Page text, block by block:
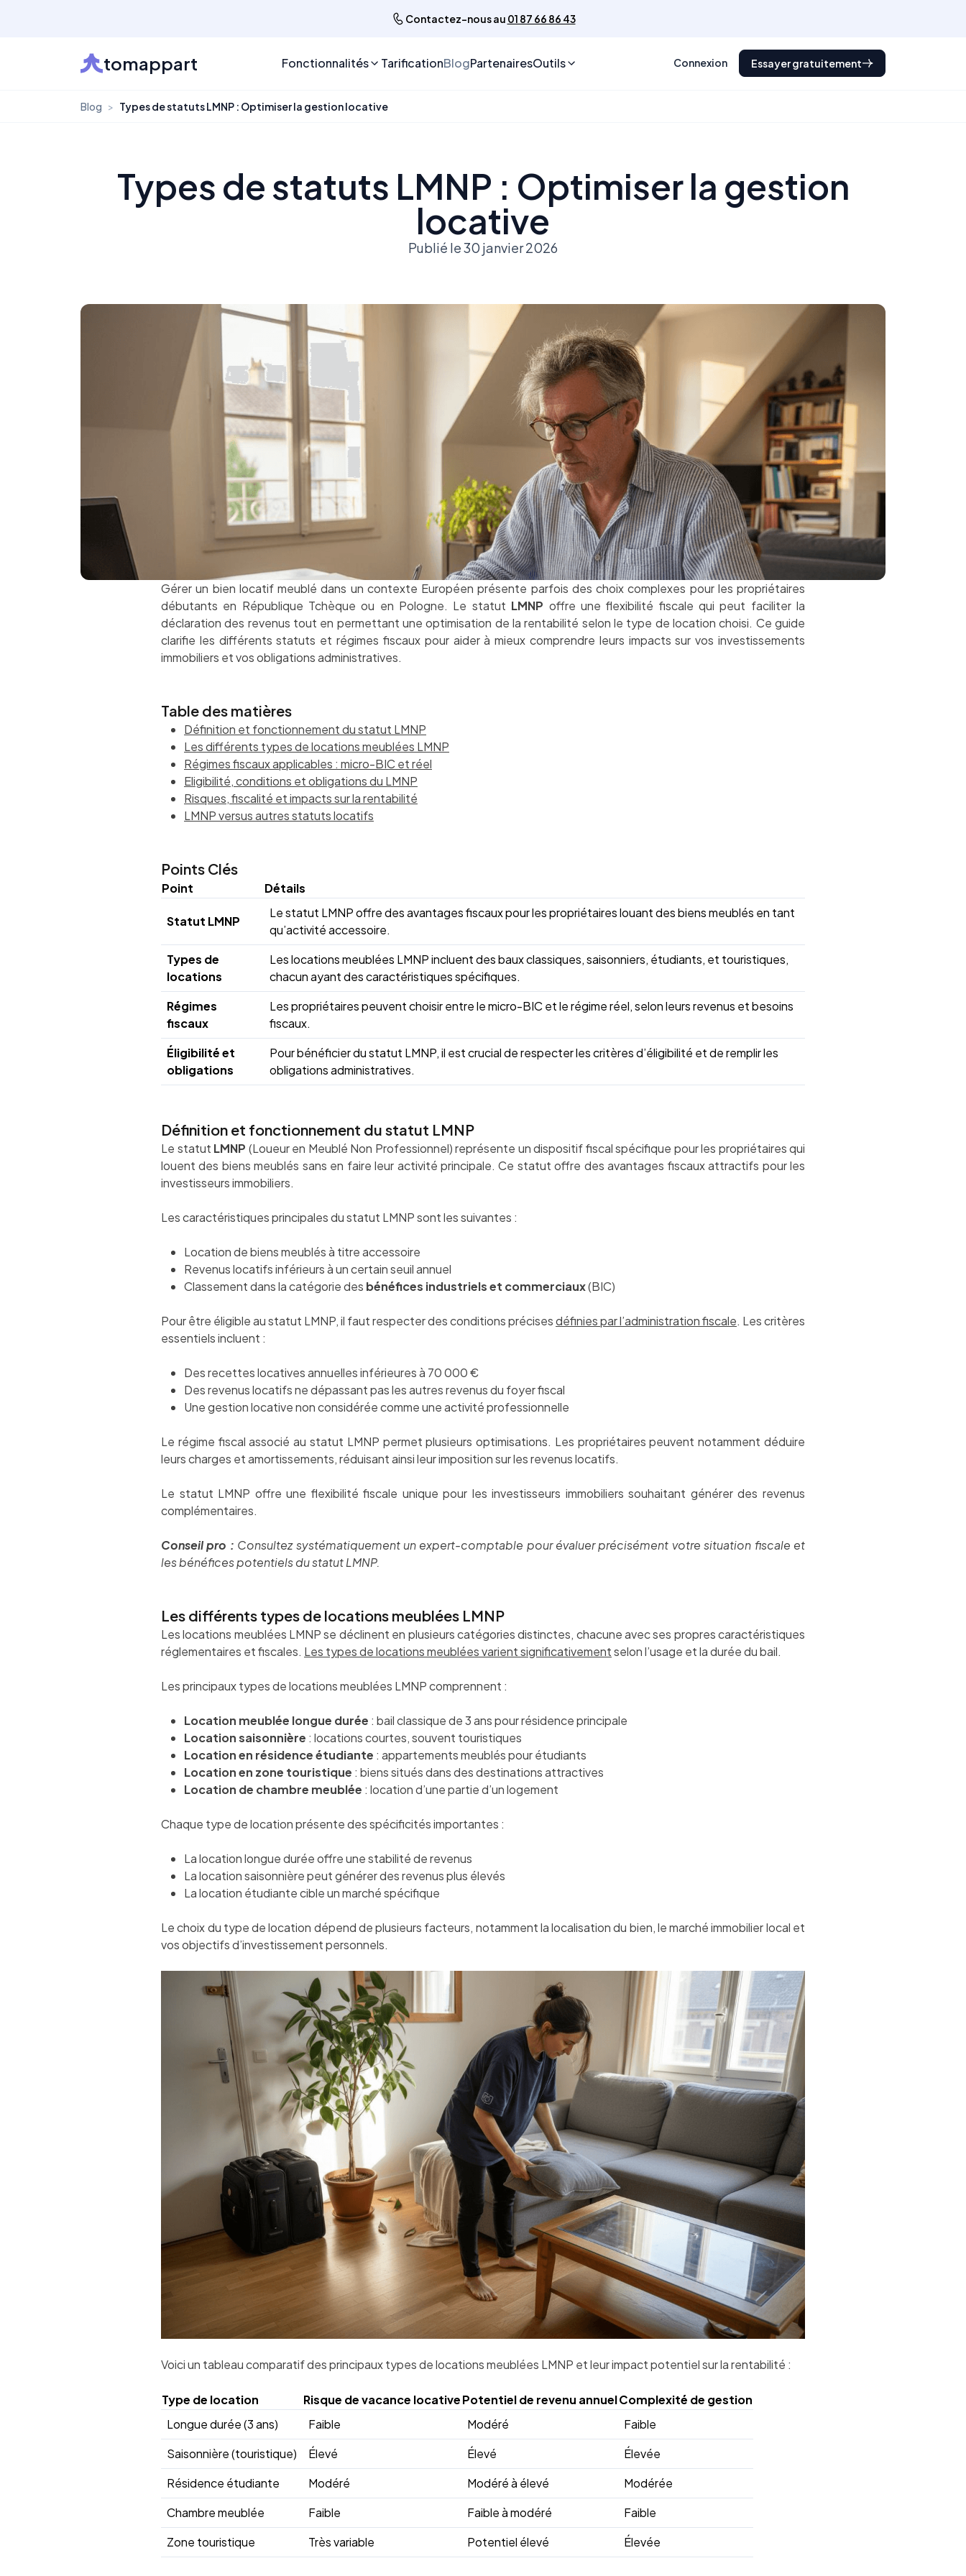
Contactez-nous au 01 87 66 86 43
tomappart Fonctionnalités TarificationBlogPartenairesOutils Connexion Essayer gratuitement
Blog > Types de statuts LMNP : Optimiser la gestion locative
Types de statuts LMNP : Optimiser la gestion
locative
Publié le 30 janvier 2026
Gérer un bien locatif meublé dans un contexte Européen présente parfois des choix complexes pour les propriétaires
débutants en République Tchèque ou en Pologne. Le statut LMNP offre une flexibilité fiscale qui peut faciliter la
déclaration des revenus tout en permettant une optimisation de la rentabilité selon le type de location choisi. Ce guide
clarifie les différents statuts et régimes fiscaux pour aider à mieux comprendre leurs impacts sur vos investissements
immobiliers et vos obligations administratives.
Table des matières
Définition et fonctionnement du statut LMNP
Les différents types de locations meublées LMNP
Régimes fiscaux applicables : micro-BIC et réel
Eligibilité, conditions et obligations du LMNP
Risques, fiscalité et impacts sur la rentabilité
LMNP versus autres statuts locatifs
Points Clés
Point Détails
Statut LMNP
Le statut LMNP offre des avantages fiscaux pour les propriétaires louant des biens meublés en tant
qu’activité accessoire.
Types de
locations
Les locations meublées LMNP incluent des baux classiques, saisonniers, étudiants, et touristiques,
chacun ayant des caractéristiques spécifiques.
Régimes
fiscaux
Les propriétaires peuvent choisir entre le micro-BIC et le régime réel, selon leurs revenus et besoins
fiscaux.
Éligibilité et
obligations
Pour bénéficier du statut LMNP, il est crucial de respecter les critères d’éligibilité et de remplir les
obligations administratives.
Définition et fonctionnement du statut LMNP
Le statut LMNP (Loueur en Meublé Non Professionnel) représente un dispositif fiscal spécifique pour les propriétaires qui
louent des biens meublés sans en faire leur activité principale. Ce statut offre des avantages fiscaux attractifs pour les
investisseurs immobiliers.
Les caractéristiques principales du statut LMNP sont les suivantes :
Location de biens meublés à titre accessoire
Revenus locatifs inférieurs à un certain seuil annuel
Classement dans la catégorie des bénéfices industriels et commerciaux(BIC)
Pour être éligible au statut LMNP, il faut respecter des conditions précisesdéfinies par l’administration fiscale. Les critères
essentiels incluent :
Des recettes locatives annuelles inférieures à 70 000 €
Des revenus locatifs ne dépassant pas les autres revenus du foyer fiscal
Une gestion locative non considérée comme une activité professionnelle
Le régime fiscal associé au statut LMNP permet plusieurs optimisations. Les propriétaires peuvent notamment déduire
leurs charges et amortissements, réduisant ainsi leur imposition sur les revenus locatifs.
Le statut LMNP offre une flexibilité fiscale unique pour les investisseurs immobiliers souhaitant générer des revenus
complémentaires.
Conseil pro : Consultez systématiquement un expert-comptable pour évaluer précisément votre situation fiscale et
les bénéfices potentiels du statut LMNP.
Les différents types de locations meublées LMNP
Les locations meublées LMNP se déclinent en plusieurs catégories distinctes, chacune avec ses propres caractéristiques
réglementaires et fiscales. Les types de locations meublées varient significativementselon l’usage et la durée du bail.
Les principaux types de locations meublées LMNP comprennent :
Location meublée longue durée : bail classique de 3 ans pour résidence principale
Location saisonnière : locations courtes, souvent touristiques
Location en résidence étudiante : appartements meublés pour étudiants
Location en zone touristique : biens situés dans des destinations attractives
Location de chambre meublée : location d’une partie d’un logement
Chaque type de location présente des spécificités importantes :
La location longue durée offre une stabilité de revenus
La location saisonnière peut générer des revenus plus élevés
La location étudiante cible un marché spécifique
Le choix du type de location dépend de plusieurs facteurs, notamment la localisation du bien, le marché immobilier local et
vos objectifs d’investissement personnels.
Voici un tableau comparatif des principaux types de locations meublées LMNP et leur impact potentiel sur la rentabilité :
Type de location Risque de vacance locativePotentiel de revenu annuelComplexité de gestion
Longue durée (3 ans)
Faible Modéré
Faible
Saisonnière (touristique)
Élevé Élevé
Élevée
Résidence étudiante
Modéré Modéré à élevé
Modérée
Chambre meublée
Faible Faible à modéré
Faible
Zone touristique
Très variable Potentiel élevé Élevée